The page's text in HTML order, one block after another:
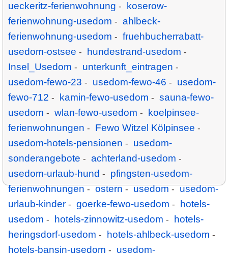
ueckeritz-ferienwohnung -
koserow-
ferienwohnung-usedom - ahlbeck-
ferienwohnung-usedom - fruehbucherrabatt-
usedom-ostsee - hundestrand-usedom -
Insel_Usedom - unterkunft_eintragen -
usedom-fewo-23 - usedom-fewo-46 - usedom-
fewo-712 - kamin-fewo-usedom - sauna-fewo-
usedom - wlan-fewo-usedom -
koelpinsee-
ferienwohnungen - Fewo Witzel Kölpinsee -
usedom-hotels-pensionen - usedom-
sonderangebote - achterland-usedom -
usedom-urlaub-hund - pfingsten-usedom-
ferienwohnungen - ostern - usedom - usedom-
urlaub-kinder - goerke-fewo-usedom -
hotels-
usedom - hotels-zinnowitz-usedom -
hotels-
heringsdorf-usedom - hotels-ahlbeck-usedom -
hotels-bansin-usedom - usedom-